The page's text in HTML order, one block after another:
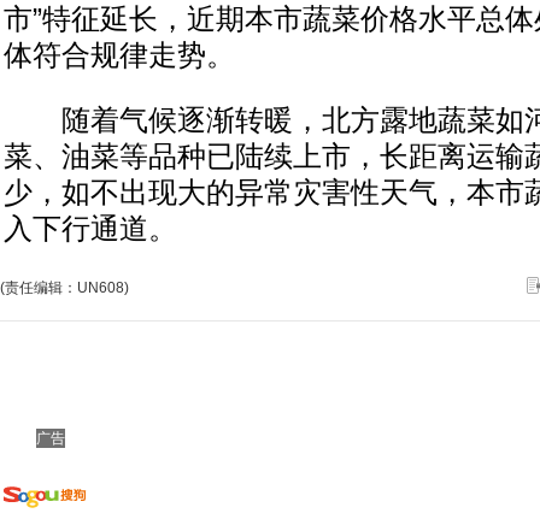
市”特征延长，近期本市蔬菜价格水平总
体符合规律走势。
随着气候逐渐转暖，北方露地蔬菜如
菜、油菜等品种已陆续上市，长距离运输
少，如不出现大的异常灾害性天气，本市
入下行通道。
(责任编辑：UN608)
广告